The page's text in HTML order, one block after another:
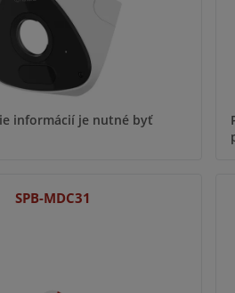
informácií je nutné byť
SPB-MDC31